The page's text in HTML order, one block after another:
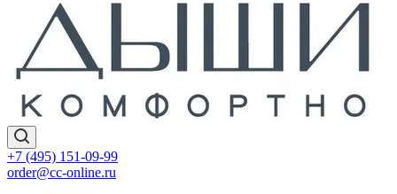
+7 (495) 151-09-99
order@cc-online.ru